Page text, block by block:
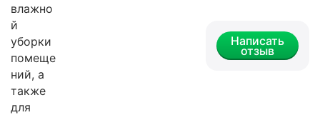
влажно
й
уборки
помеще
ний, а
также
для
Написать
отзыв